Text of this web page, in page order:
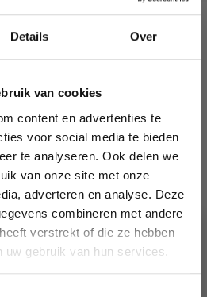
Details Over
van cookies
content en advertenties te
voor social media te bieden
te analyseren. Ook delen we
van onze site met onze
adverteren en analyse. Deze
combineren met andere
verstrekt of die ze hebben
uw gebruik van hun services.
onze nieuwsbrief!
nieuwste artikelen.
- theGoogle Privacy
apply.